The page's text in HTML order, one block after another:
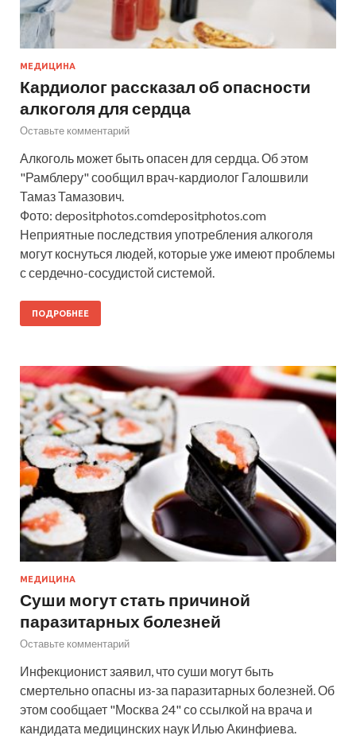
МЕДИЦИНА
Кардиолог рассказал об опасности
алкоголя для сердца
Оставьте комментарий
Алкоголь может быть опасен для сердца. Об этом
"Рамблеру" сообщил врач-кардиолог Галошвили
Тамаз Тамазович.
Фото: depositphotos.comdepositphotos.com
Неприятные последствия употребления алкоголя
могут коснуться людей, которые уже имеют проблемы
с сердечно-сосудистой системой.
ПОДРОБНЕЕ
МЕДИЦИНА
Суши могут стать причиной
паразитарных болезней
Оставьте комментарий
Инфекционист заявил, что суши могут быть
смертельно опасны из-за паразитарных болезней. Об
этом сообщает "Москва 24" со ссылкой на врача и
кандидата медицинских наук Илью Акинфиева.